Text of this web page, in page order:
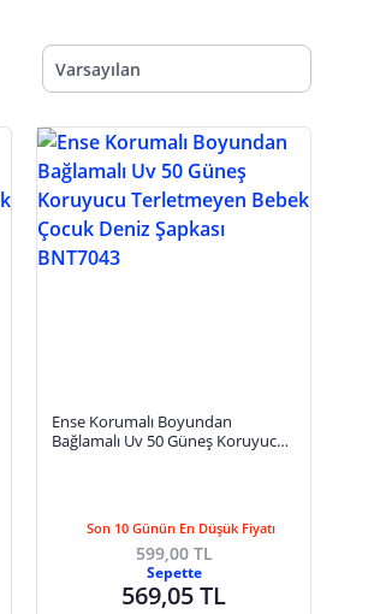
Varsayılan
Ense Korumalı Boyundan
Bağlamalı Uv 50 Güneş Koruyucu
Son 10 Günün En Düşük Fiyatı
599,00 TL
Sepette
569,05 TL